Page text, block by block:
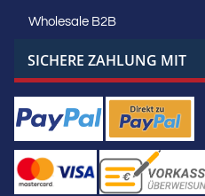
Wholesale B2B
SICHERE ZAHLUNG MIT